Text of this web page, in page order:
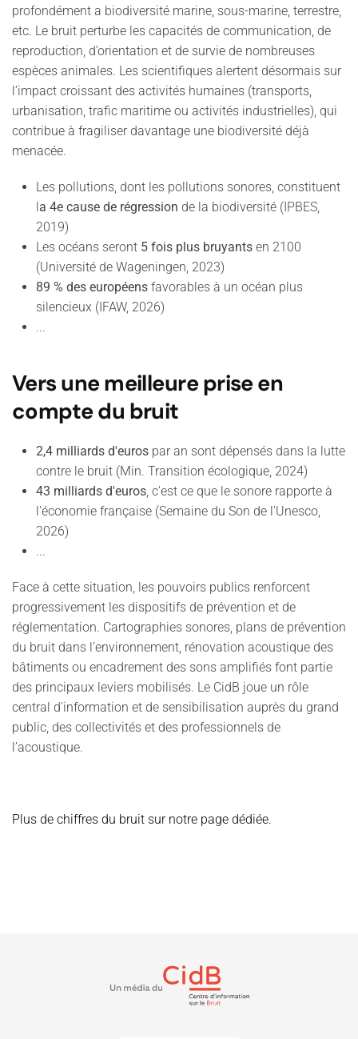
profondément a biodiversité marine, sous-marine, terrestre,
etc. Le bruit perturbe les capacités de communication, de
reproduction, d’orientation et de survie de nombreuses
espèces animales. Les scientifiques alertent désormais sur
l’impact croissant des activités humaines (transports,
urbanisation, trafic maritime ou activités industrielles), qui
contribue à fragiliser davantage une biodiversité déjà
menacée.
Les pollutions, dont les pollutions sonores, constituent
la 4e cause de régression de la biodiversité (IPBES,
2019)
Les océans seront 5 fois plus bruyants en 2100
(Université de Wageningen, 2023)
89 % des européens favorables à un océan plus
silencieux (IFAW, 2026)
...
Vers une meilleure prise en
compte du bruit
2,4 milliards d'euros par an sont dépensés dans la lutte
contre le bruit (Min. Transition écologique, 2024)
43 milliards d'euros, c'est ce que le sonore rapporte à
l'économie française (Semaine du Son de l'Unesco,
2026)
...
Face à cette situation, les pouvoirs publics renforcent
progressivement les dispositifs de prévention et de
réglementation. Cartographies sonores, plans de prévention
du bruit dans l’environnement, rénovation acoustique des
bâtiments ou encadrement des sons amplifiés font partie
des principaux leviers mobilisés. Le CidB joue un rôle
central d’information et de sensibilisation auprès du grand
public, des collectivités et des professionnels de
l’acoustique.
Plus de chiffres du bruit sur notre page dédiée.